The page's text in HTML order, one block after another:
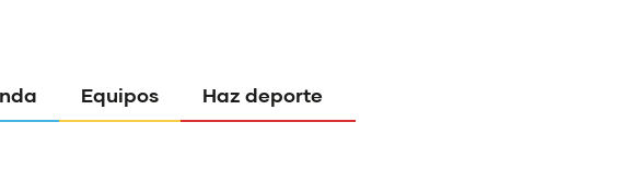
Equipos Haz deporte